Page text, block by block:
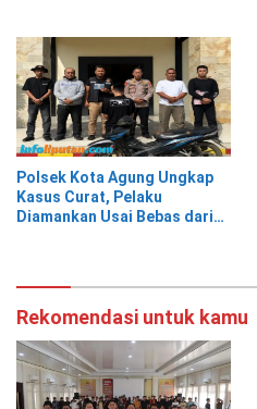
Polsek Kota Agung Ungkap
Kasus Curat, Pelaku
Diamankan Usai Bebas dari
Rekomendasi untuk kamu